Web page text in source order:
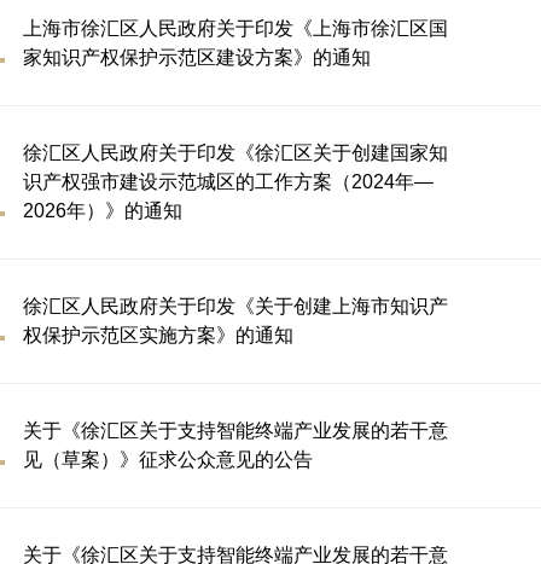
上海市徐汇区人民政府关于印发《上海市徐汇区国
家知识产权保护示范区建设方案》的通知
徐汇区人民政府关于印发《徐汇区关于创建国家知
识产权强市建设示范城区的工作方案（2024年—
2026年）》的通知
徐汇区人民政府关于印发《关于创建上海市知识产
权保护示范区实施方案》的通知
关于《徐汇区关于支持智能终端产业发展的若干意
见（草案）》征求公众意见的公告
关于《徐汇区关于支持智能终端产业发展的若干意